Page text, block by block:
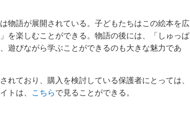
物語が展開されている。子どもたちはこの絵本を広
を楽しむことができる。物語の後には、「しゅっぱ
遊びながら学ぶことができるのも大きな魅力であ
れており、購入を検討している保護者にとっては、
トは、
こちらで見ることができる。